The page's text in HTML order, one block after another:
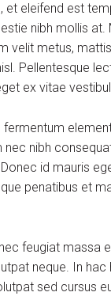
eleifend est
nibh mollis
velit metus,
Pellentesque
ex vitae
nibh
id mauris
penatibus et
feugiat massa
neque. In
sed cursus